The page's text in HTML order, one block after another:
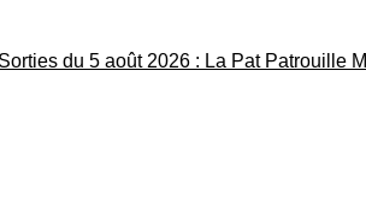
du 5 août 2026 : La Pat Patrouille